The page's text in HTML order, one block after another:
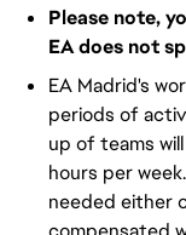
Please note,
EA does not
EA Madrid's
periods of
up of teams
hours per
needed either